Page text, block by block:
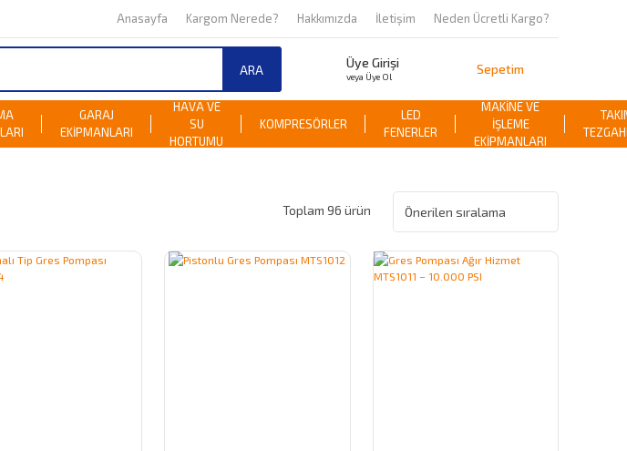
Anasayfa Kargom Nerede? Hakkımızda İletişim Neden Ücretli Kargo?
ARA Üye Girişi
veya Üye Ol Sepetim
GARAJ
EKİPMANLARI
HAVA VE
SU
HORTUMU
KOMPRESÖRLER
LED
FENERLER
MAKİNE VE
İŞLEME
EKİPMANLARI
Toplam 96 ürün